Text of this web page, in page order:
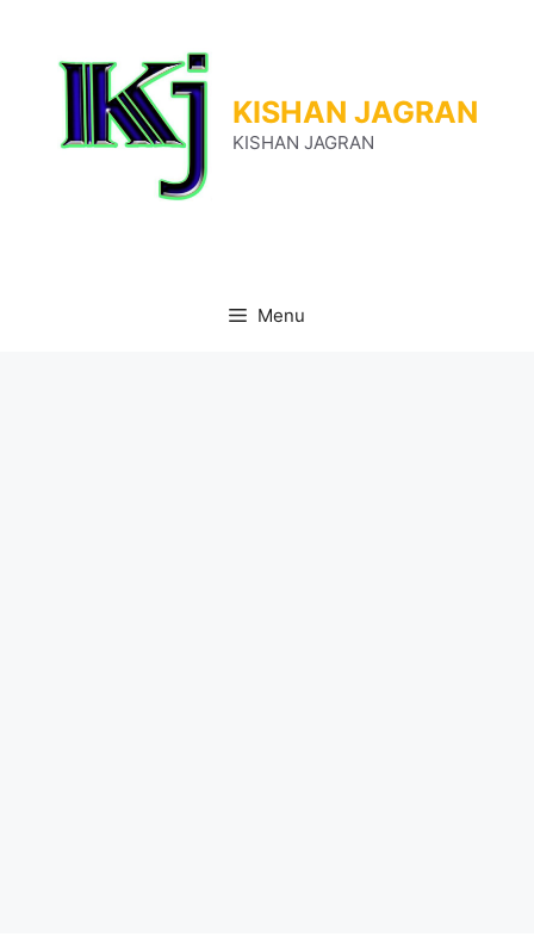
content
KISHAN JAGRAN
KISHAN JAGRAN
Menu